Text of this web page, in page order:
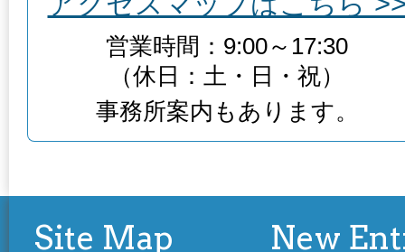
営業時間：9:00～17:30
（休日：土・日・祝）
事務所案内もあります。
Site Map New